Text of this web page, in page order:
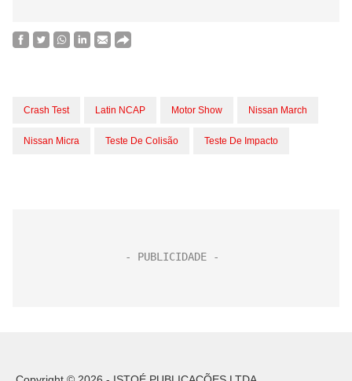
Crash Test Latin NCAP Motor Show Nissan March
Nissan Micra Teste De Colisão Teste De Impacto